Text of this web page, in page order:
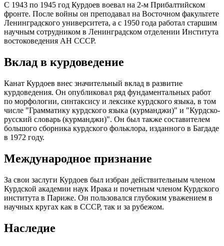
С 1943 по 1945 год Курдоев воевал на 2-м Прибалтийском
фронте. После войны он преподавал на Восточном факультете
Ленинградского университета, а с 1950 года работал старшим
научным сотрудником в Ленинградском отделении Института
востоковедения АН СССР.
Вклад в курдоведение
Канат Курдоев внес значительный вклад в развитие
курдоведения. Он опубликовал ряд фундаментальных работ
по морфологии, синтаксису и лексике курдского языка, в том
числе "Грамматику курдского языка (курманджи)" и "Курдско-
русский словарь (курманджи)". Он был также составителем
большого сборника курдского фольклора, изданного в Багдаде
в 1972 году.
Международное признание
За свои заслуги Курдоев был избран действительным членом
Курдской академии наук Ирака и почетным членом Курдского
института в Париже. Он пользовался глубоким уважением в
научных кругах как в СССР, так и за рубежом.
Наследие